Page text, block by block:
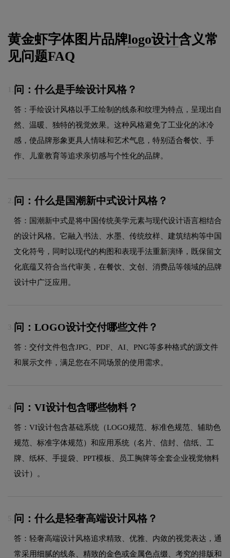
黄金虾字体图片品牌logo设计含义常
见问题FAQ
问：什么是手绘设计风格？
答：手绘设计风格以手工绘制的线条和纹理为特点，呈现出自
然、温暖、独特的视觉效果。这种风格避免了工业化的冰冷
感，使品牌形象更具人情味和艺术气息，特别适合餐饮、手
作、儿童教育等追求亲切感与个性化的品牌。
2. 问：什么是国潮新中式设计风格？
答：国潮新中式是将中国传统美学元素与现代设计语言相结合
的设计风格。它融入书法、水墨、传统纹样、建筑结构等中国
文化符号，同时以现代的构图和表现手法重新演绎，既保留文
化底蕴又符合当代审美，在餐饮、文创、消费品等领域的品牌
设计中广泛应用。
3. 问：LOGO设计交付哪些文件？
答：交付文件包含JPG、PDF、AI、PNG等多种格式的源文件
和展示文件，满足您在不同场景的使用需求。
4. 问：VI设计包含哪些物料？
答：VI设计包含基础系统（LOGO规范、标准色规范、辅助色
规范、标准字体规范）和应用系统（名片、信封、信纸、工
牌、纸杯、手提袋、PPT模板、员工胸牌等全套企业视觉物料
设计）。
5. 问：什么是轻奢高端设计风格？
答：轻奢高端设计风格追求精致、优雅、内敛的视觉表达，通
常采用细腻的线条、精致的金色或金属色点缀、考究的排版和